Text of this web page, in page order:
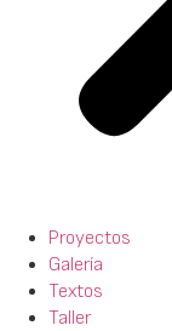
Proyectos
Galería
Textos
Taller